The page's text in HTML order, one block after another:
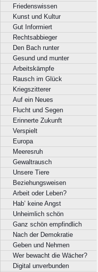
Friedenswissen
Kunst und Kultur
Gut Informiert
Rechtsabbieger
Den Bach runter
Gesund und munter
Arbeitskämpfe
Rausch im Glück
Kriegszitterer
Auf ein Neues
Flucht und Segen
Erinnerte Zukunft
Verspielt
Europa
Meeresruh
Gewaltrausch
Unsere Tiere
Beziehungsweisen
Arbeit oder Leben?
Hab’ keine Angst
Unheimlich schön
Ganz schön empfindlich
Nach der Demokratie
Geben und Nehmen
Wer bewacht die Wächer?
Digital unverbunden